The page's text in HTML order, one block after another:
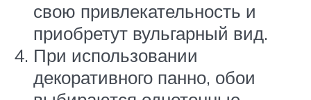
свою привлекательность и
приобретут вульгарный вид.
При использовании
декоративного панно, обои